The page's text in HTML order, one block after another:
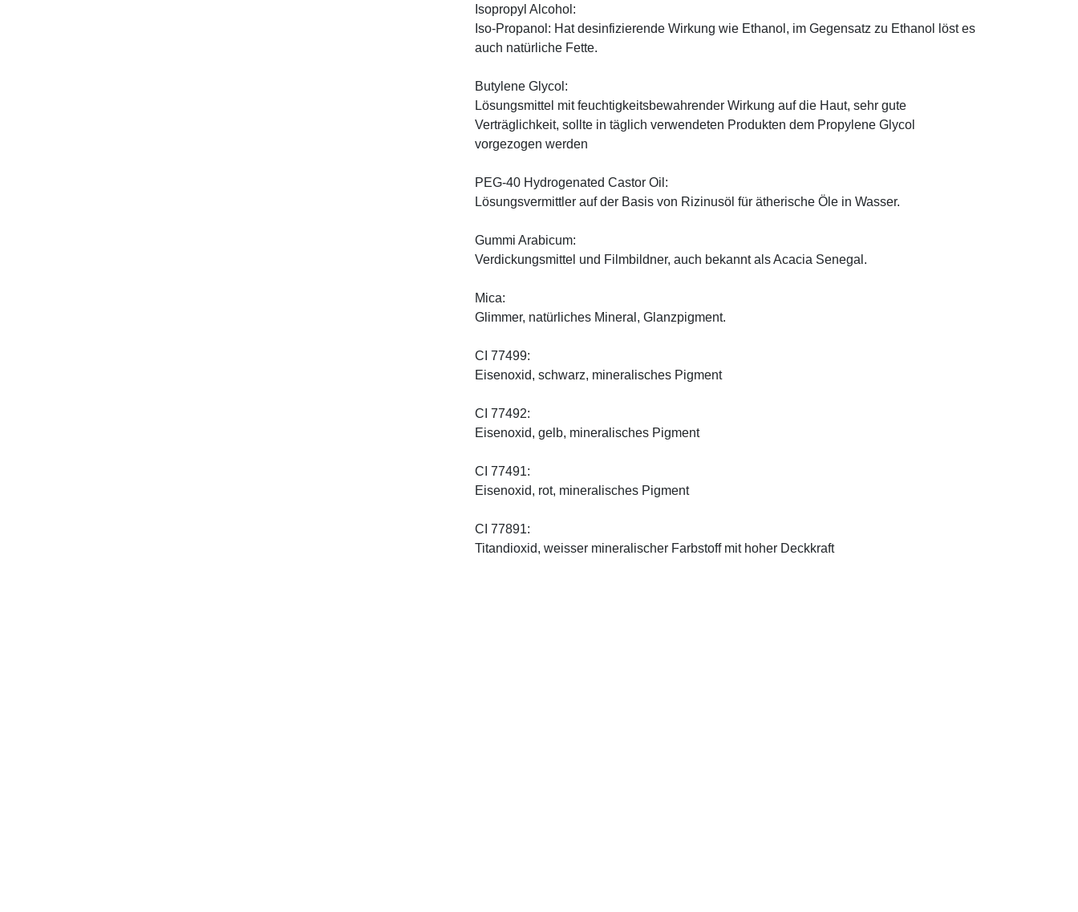
Isopropyl Alcohol:
Iso-Propanol: Hat desinfizierende Wirkung wie Ethanol, im Gegensatz zu Ethanol löst es
auch natürliche Fette.
Butylene Glycol:
Lösungsmittel mit feuchtigkeitsbewahrender Wirkung auf die Haut, sehr gute
Verträglichkeit, sollte in täglich verwendeten Produkten dem Propylene Glycol
vorgezogen werden
PEG-40 Hydrogenated Castor Oil:
Lösungsvermittler auf der Basis von Rizinusöl für ätherische Öle in Wasser.
Gummi Arabicum:
Verdickungsmittel und Filmbildner, auch bekannt als Acacia Senegal.
Mica:
Glimmer, natürliches Mineral, Glanzpigment.
CI 77499:
Eisenoxid, schwarz, mineralisches Pigment
CI 77492:
Eisenoxid, gelb, mineralisches Pigment
CI 77491:
Eisenoxid, rot, mineralisches Pigment
CI 77891:
Titandioxid, weisser mineralischer Farbstoff mit hoher Deckkraft